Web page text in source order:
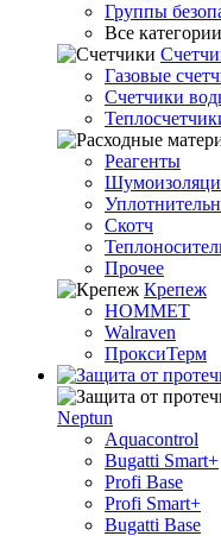
Группы
Все
Газовые
Счетчики
Реагенты
Скотч
Прочее
Крепеж
HOMMET
Walraven
ПроксиТерм
Neptun
Aquacontrol
Bugatti Smart+
Profi Base
Profi Smart+
Bugatti Base